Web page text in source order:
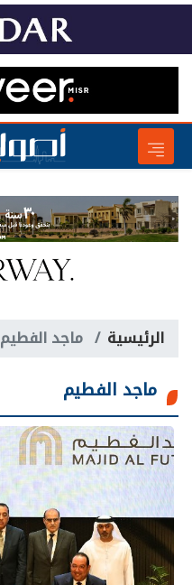
الرئيسية ماجد الفطيم
ماجد الفطيم